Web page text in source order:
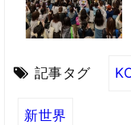
記事タグ
新世界